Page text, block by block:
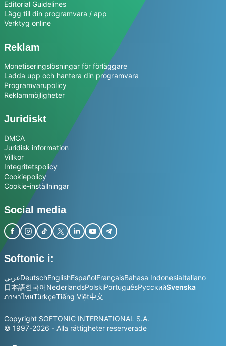
Editorial Guidelines
Lägg till din programvara / app
Verktyg online
Reklam
Monetiseringslösningar för förläggare
Ladda upp och hantera din programvara
Programvarupolicy
Reklammöjligheter
Juridiskt
DMCA
Juridisk information
Villkor
Integritetspolicy
Cookiepolicy
Cookie-inställningar
Social media
Softonic i:
عربيDeutschEnglishEspañolFrançaisBahasa IndonesiaItaliano
日本語한국어NederlandsPolskiPortuguêsРусскийSvenska
ภาษาไทยTürkçeTiếng Việt中文
Copyright SOFTONIC INTERNATIONAL S.A.
© 1997-2026 - Alla rättigheter reserverade